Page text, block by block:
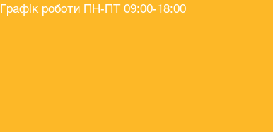
Графік роботи ПН-ПТ 09:00-18:00